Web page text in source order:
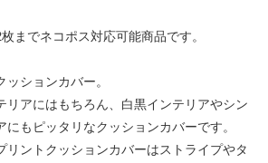
までネコポス対応可能商品です。
ションカバー。
リアにはもちろん、白黒インテリアやシン
もピッタリなクッションカバーです。
リントクッションカバーはストライプやタ